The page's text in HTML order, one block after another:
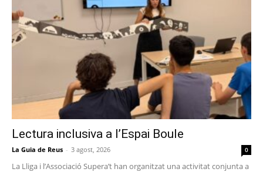
Lectura inclusiva a l’Espai Boule
La Guia de Reus - 3 agost, 2026 0
La Lliga i l’Associació Supera’t han organitzat una activitat conjunta a